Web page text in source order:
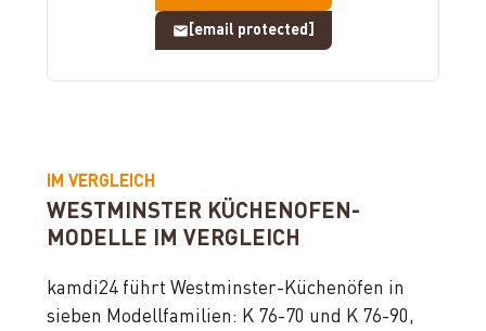
[email protected]
IM VERGLEICH
WESTMINSTER KÜCHENOFEN-
MODELLE IM VERGLEICH
kamdi24 führt Westminster-Küchenöfen in
sieben Modellfamilien: K 76-70 und K 76-90,